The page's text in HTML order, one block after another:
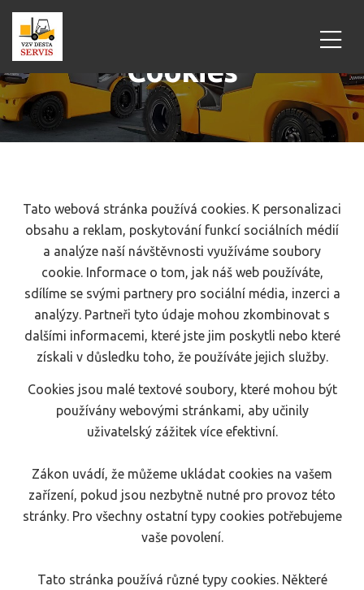
Cookies
Tato webová stránka používá cookies. K personalizaci
obsahu a reklam, poskytování funkcí sociálních médií
a analýze naší návštěvnosti využíváme soubory
cookie. Informace o tom, jak náš web používáte,
sdílíme se svými partnery pro sociální média, inzerci a
analýzy. Partneři tyto údaje mohou zkombinovat s
dalšími informacemi, které jste jim poskytli nebo které
získali v důsledku toho, že používáte jejich služby.
Cookies jsou malé textové soubory, které mohou být
používány webovými stránkami, aby učinily
uživatelský zážitek více efektivní.
Zákon uvádí, že můžeme ukládat cookies na vašem
zařízení, pokud jsou nezbytně nutné pro provoz této
stránky. Pro všechny ostatní typy cookies potřebujeme
vaše povolení.
Tato stránka používá různé typy cookies. Některé